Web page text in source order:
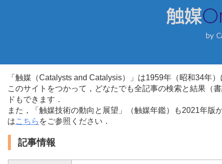
「触媒（Catalysts and Catalysis）」は1959年（昭和34年
このサイトをつかって，どなたでも全記事の検索と結果（
ドもできます．
また，「触媒技術の動向と展望」（触媒年鑑）も2021年
はこちら をご参照ください．
記事情報